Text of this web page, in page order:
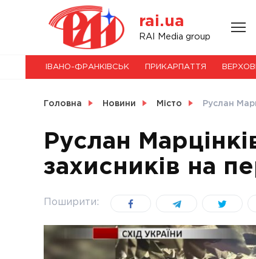
rai.ua
RAI Media group
НОВИНИ
СВІТ
УКРАЇНА
ІВАНО-ФРАНКІВСЬК ПРИКАРПАТТЯ
Головна Новини Місто Руслан
Руслан
захисників на
Поширити: